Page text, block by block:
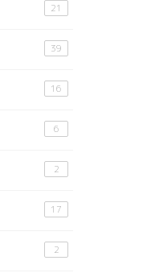
21
39
16
6
2
17
2